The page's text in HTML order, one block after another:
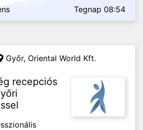
Tegnap 08:54
Győr, Oriental World Kft.
recepciós